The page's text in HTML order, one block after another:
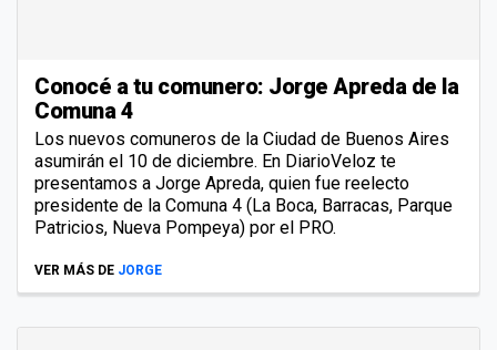
Conocé a tu comunero: Jorge Apreda de la
Comuna 4
Los nuevos comuneros de la Ciudad de Buenos Aires
asumirán el 10 de diciembre. En DiarioVeloz te
presentamos a Jorge Apreda, quien fue reelecto
presidente de la Comuna 4 (La Boca, Barracas, Parque
Patricios, Nueva Pompeya) por el PRO.
VER MÁS DE JORGE